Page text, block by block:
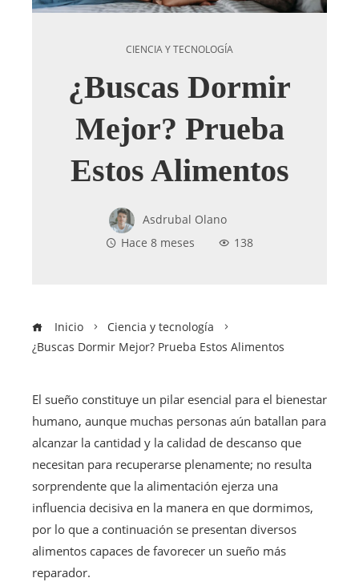
CIENCIA Y TECNOLOGÍA
¿Buscas Dormir
Mejor? Prueba
Estos Alimentos
Asdrubal Olano
Hace 8 meses
138
Inicio
Ciencia y tecnología
¿Buscas Dormir Mejor? Prueba Estos Alimentos
El sueño constituye un pilar esencial para el bienestar
humano, aunque muchas personas aún batallan para
alcanzar la cantidad y la calidad de descanso que
necesitan para recuperarse plenamente; no resulta
sorprendente que la alimentación ejerza una
influencia decisiva en la manera en que dormimos,
por lo que a continuación se presentan diversos
alimentos capaces de favorecer un sueño más
reparador.